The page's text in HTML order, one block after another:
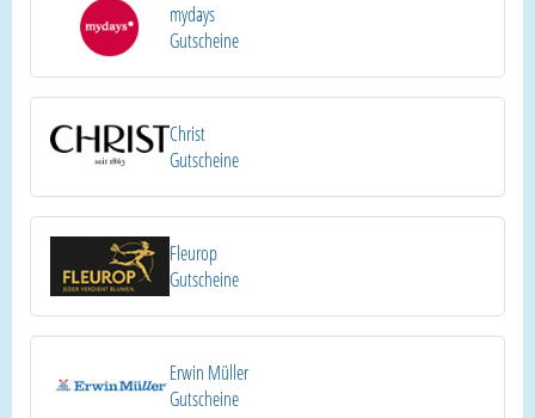
mydays
Gutscheine
Christ
Gutscheine
Fleurop
Gutscheine
Erwin Müller
Gutscheine